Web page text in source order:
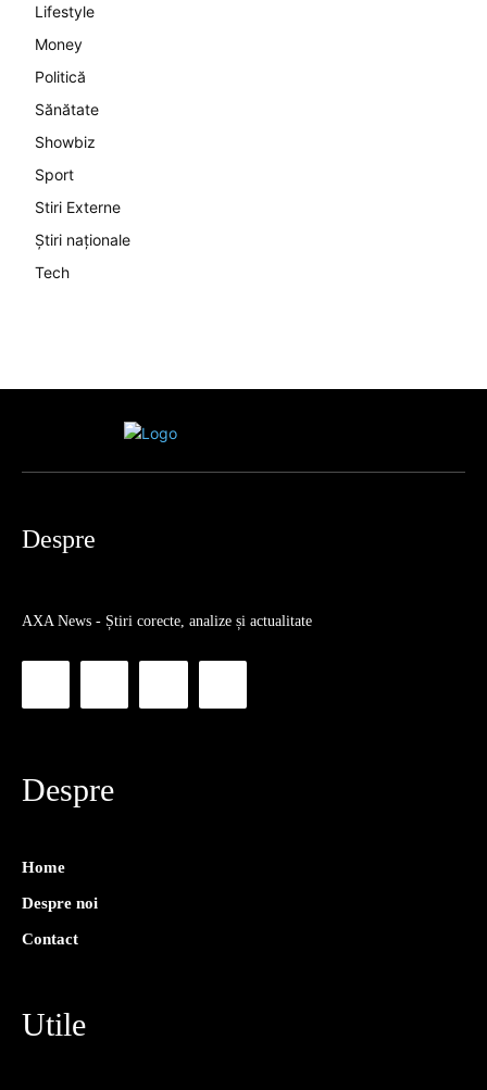
Lifestyle
Money
Politică
Sănătate
Showbiz
Sport
Stiri Externe
Știri naționale
Tech
Despre
AXA News - Știri corecte, analize și actualitate
Despre
Home
Despre noi
Contact
Utile